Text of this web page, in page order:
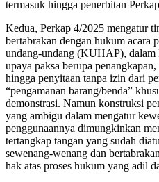
termasuk hingga penerbitan
Kedua, Perkap 4/2025 mengatur
bertabrakan dengan hukum acara
undang-undang (KUHAP), dalam
upaya paksa berupa
hingga penyitaan tanpa izin dari
“pengamanan barang/benda”
demonstrasi. Namun konstruksi
yang ambigu dalam mengatur
penggunaannya dimungkinkan
tertangkap tangan yang sudah
sewenang-wenang dan
hak atas proses hukum yang adil